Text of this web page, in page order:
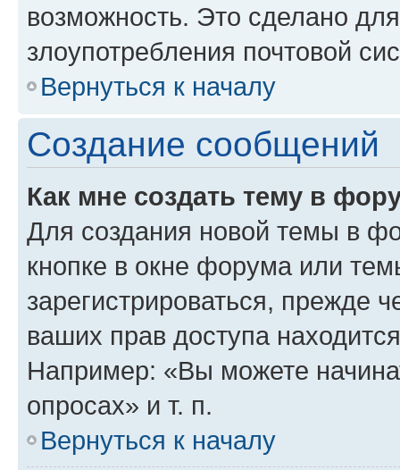
возможность. Это сделано
злоупотребления почтовой
Вернуться к началу
Создание сообщений
Как мне создать тему в
Для создания новой темы в
кнопке в окне форума или
зарегистрироваться, прежде
ваших прав доступа
Например: «Вы можете
опросах» и т. п.
Вернуться к началу